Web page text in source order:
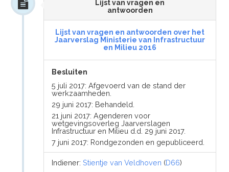
Lijst van vragen en
antwoorden
Lijst van vragen en antwoorden over het
Jaarverslag Ministerie van Infrastructuur
en Milieu 2016
Besluiten
5 juli 2017: Afgevoerd van de stand der
werkzaamheden.
29 juni 2017: Behandeld.
21 juni 2017: Agenderen voor
wetgevingsoverleg Jaarverslagen
Infrastructuur en Milieu d.d. 29 juni 2017.
7 juni 2017: Rondgezonden en gepubliceerd.
Indiener:Stientje van Veldhoven (D66)